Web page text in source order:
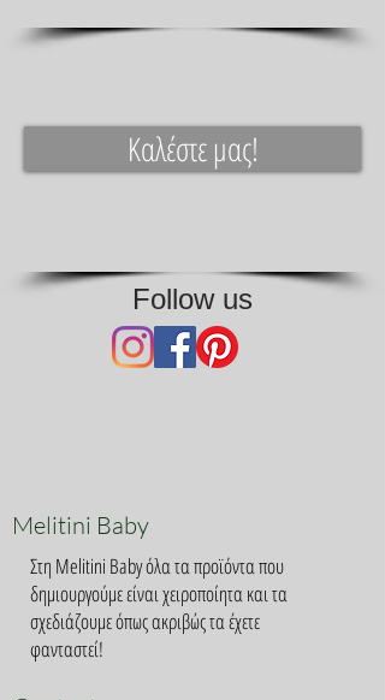
Καλέστε μας!
Follow us
Melitini Baby
Στη Melitini Baby όλα τα προϊόντα που
δημιουργούμε είναι χειροποίητα και τα
σχεδιάζουμε όπως ακριβώς τα έχετε
φανταστεί!